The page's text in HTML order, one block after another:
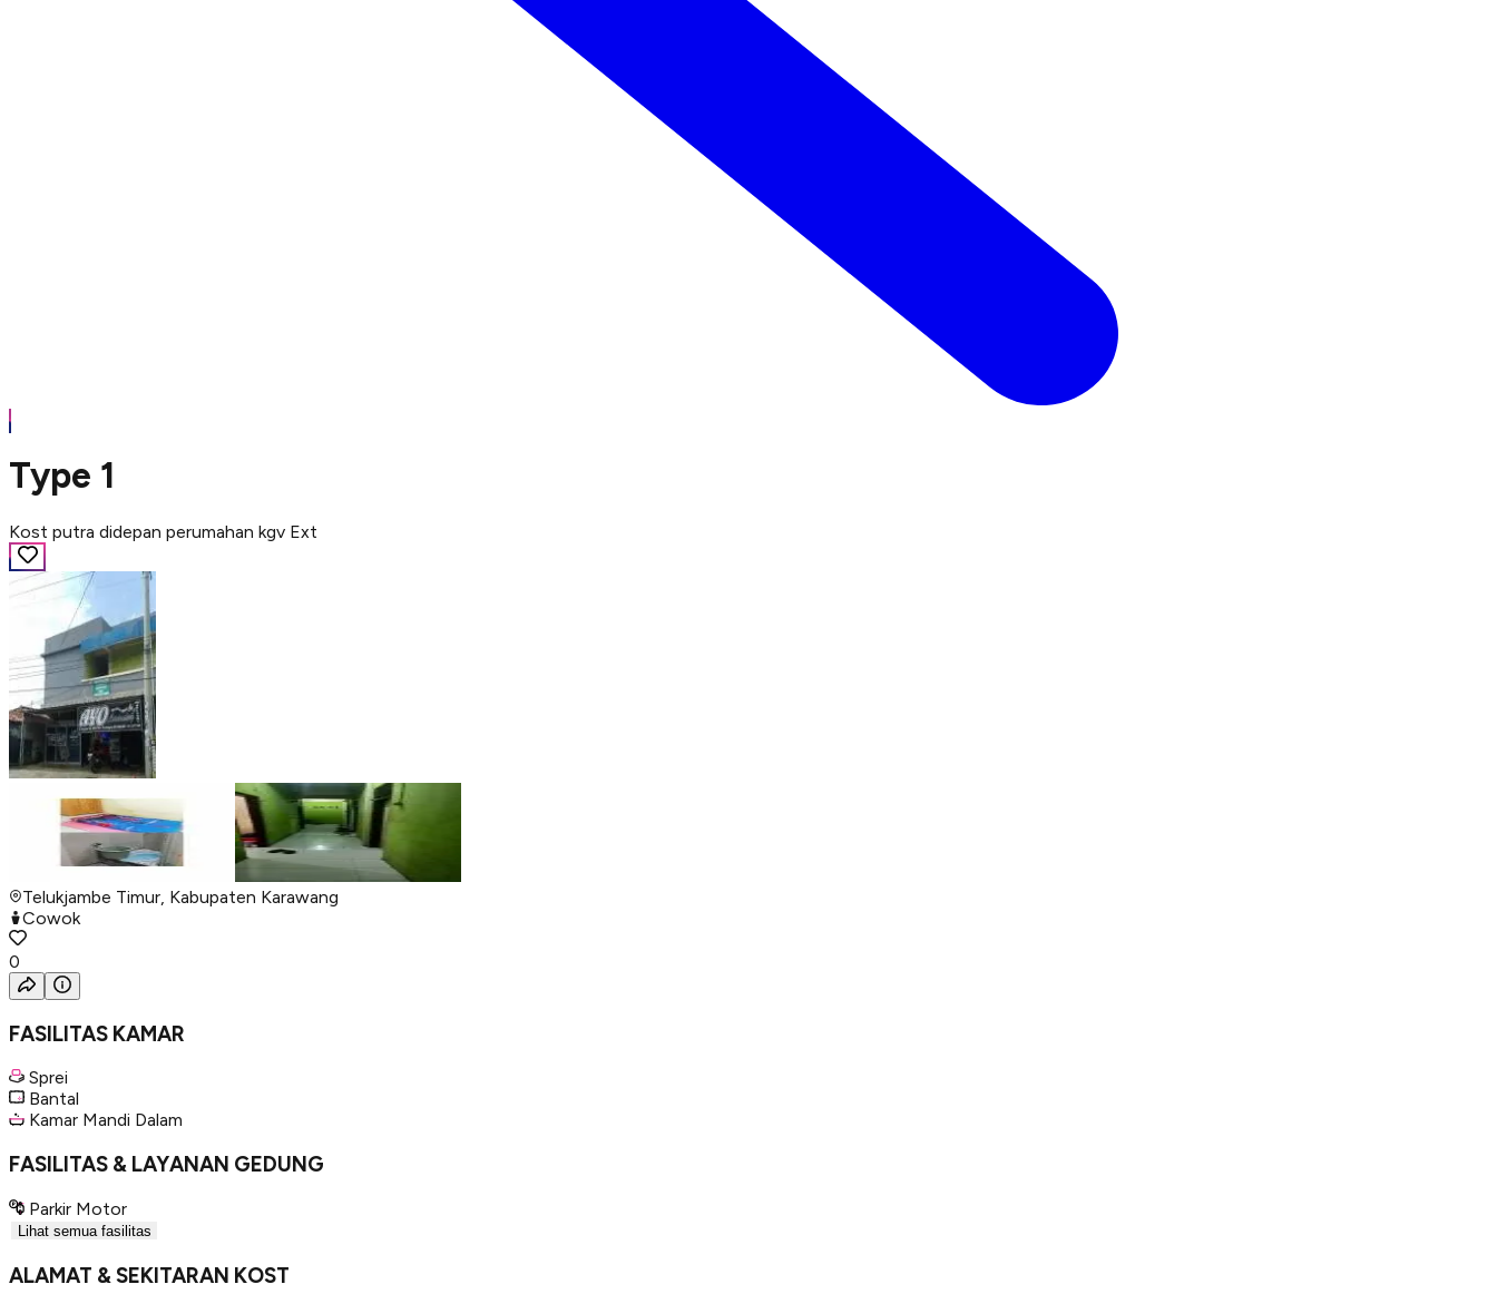
Type 1
Kost putra didepan perumahan kgv Ext
Telukjambe Timur, Kabupaten Karawang
Cowok
0
FASILITAS KAMAR
Sprei
Bantal
Kamar Mandi Dalam
FASILITAS & LAYANAN GEDUNG
Parkir Motor
Lihat semua fasilitas
ALAMAT & SEKITARAN KOST